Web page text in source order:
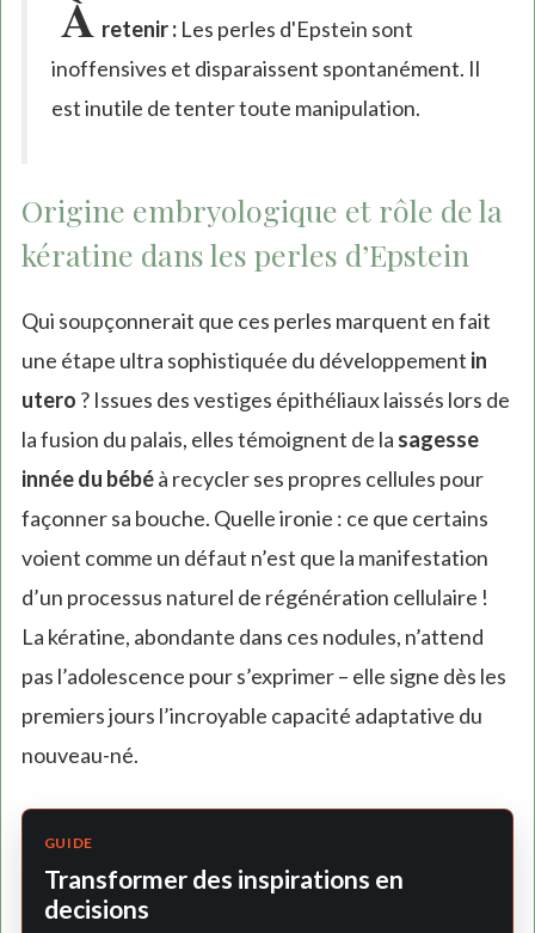
À retenir :Les perles d'Epstein sont
inoffensives et disparaissent spontanément. Il
est inutile de tenter toute manipulation.
Origine embryologique et rôle de la
kératine dans les perles d’Epstein
Qui soupçonnerait que ces perles marquent en fait
une étape ultra sophistiquée du développement in
utero ? Issues des vestiges épithéliaux laissés lors de
la fusion du palais, elles témoignent de la sagesse
innée du bébéà recycler ses propres cellules pour
façonner sa bouche. Quelle ironie : ce que certains
voient comme un défaut n’est que la manifestation
d’un processus naturel de régénération cellulaire !
La kératine, abondante dans ces nodules, n’attend
pas l’adolescence pour s’exprimer – elle signe dès les
premiers jours l’incroyable capacité adaptative du
nouveau-né.
GUIDE
Transformer des inspirations en
decisions